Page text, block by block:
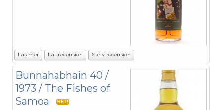
Läs mer Läs recension Skriv recension
Bunnahabhain 40 /
1973 / The Fishes of
Samoa
HET!